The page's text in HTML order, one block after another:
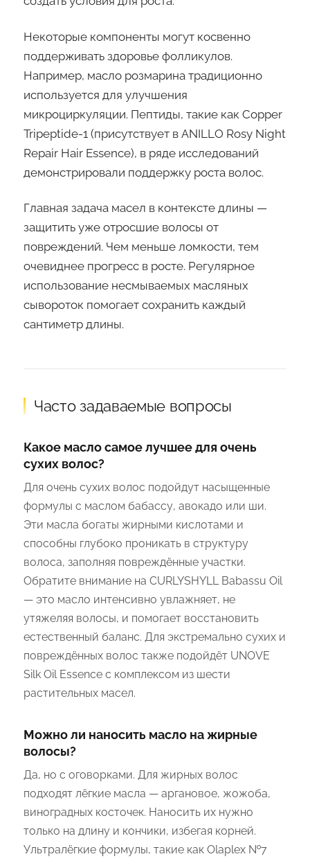
Некоторые компоненты могут косвенно
поддерживать здоровье фолликулов.
Например, масло розмарина традиционно
используется для улучшения
микроциркуляции. Пептиды, такие как Copper
Tripeptide-1 (присутствует в ANILLO Rosy Night
Repair Hair Essence), в ряде исследований
демонстрировали поддержку роста волос.
Главная задача масел в контексте длины —
защитить уже отросшие волосы от
повреждений. Чем меньше ломкости, тем
очевиднее прогресс в росте. Регулярное
использование несмываемых масляных
сывороток помогает сохранить каждый
сантиметр длины.
Часто задаваемые вопросы
Какое масло самое лучшее для очень
сухих волос?
Для очень сухих волос подойдут насыщенные
формулы с маслом бабассу, авокадо или ши.
Эти масла богаты жирными кислотами и
способны глубоко проникать в структуру
волоса, заполняя повреждённые участки.
Обратите внимание на CURLYSHYLL Babassu Oil
— это масло интенсивно увлажняет, не
утяжеляя волосы, и помогает восстановить
естественный баланс. Для экстремально сухих и
повреждённых волос также подойдёт UNOVE
Silk Oil Essence с комплексом из шести
растительных масел.
Можно ли наносить масло на жирные
волосы?
Да, но с оговорками. Для жирных волос
подходят лёгкие масла — аргановое, жожоба,
виноградных косточек. Наносить их нужно
только на длину и кончики, избегая корней.
Ультралёгкие формулы, такие как Olaplex №7